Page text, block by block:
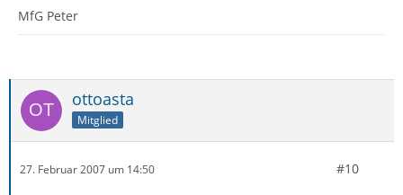
MfG Peter
ottoasta
Mitglied
27. Februar 2007 um 14:50 #10